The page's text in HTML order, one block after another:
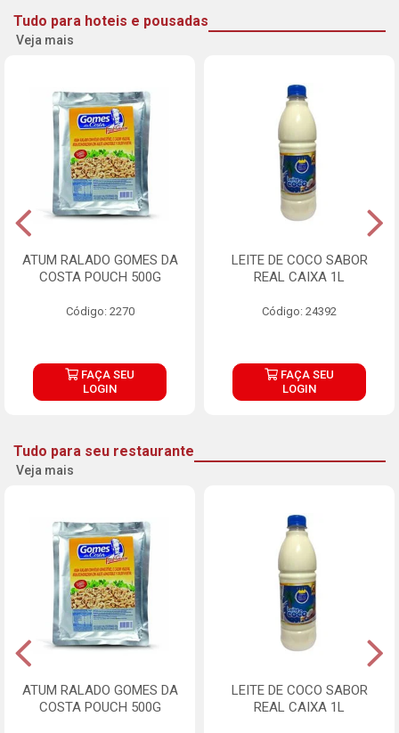
Tudo para hoteis e pousadas
Veja mais
ATUM RALADO GOMES DA
COSTA POUCH 500G
Código: 2270
FAÇA SEU
LOGIN
LEITE DE COCO SABOR
REAL CAIXA 1L
Código: 24392
FAÇA SEU
LOGIN
Tudo para seu restaurante
Veja mais
ATUM RALADO GOMES DA
COSTA POUCH 500G
LEITE DE COCO SABOR
REAL CAIXA 1L